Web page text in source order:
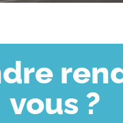
vous ?